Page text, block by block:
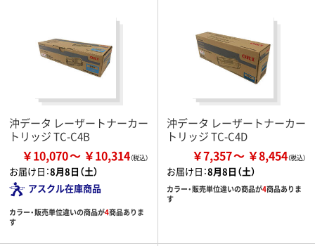
沖データ レーザートナーカー
トリッジ TC-C4B
￥10,070 ￥10,314
お届け日：8月8日（土）
アスクル在庫商品
カラー・販売単位違いの商品が4商品ありま
す
沖データ レーザートナーカー
トリッジ TC-C4D
￥7,357 ￥8,454
お届け日：8月8日（土）
カラー・販売単位違いの商品が4商品ありま
す